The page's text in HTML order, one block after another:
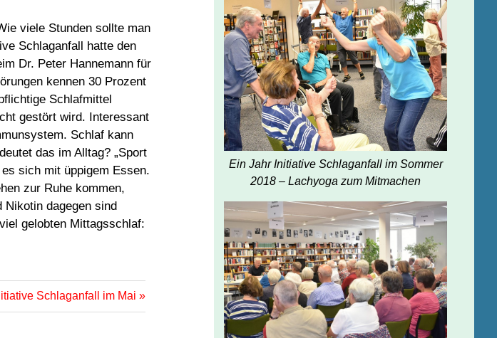
viele Stunden sollte man
Schlaganfall hatte den
Dr. Peter Hannemann für
kennen 30 Prozent
Schlafmittel
gestört wird. Interessant
Schlaf kann
das im Alltag? „Sport
sich mit üppigem Essen.
zur Ruhe kommen,
dagegen sind
gelobten Mittagsschlaf:
Schlaganfall im Mai
Ein Jahr Initiative Schlaganfall im Sommer
2018 – Lachyoga zum Mitmachen